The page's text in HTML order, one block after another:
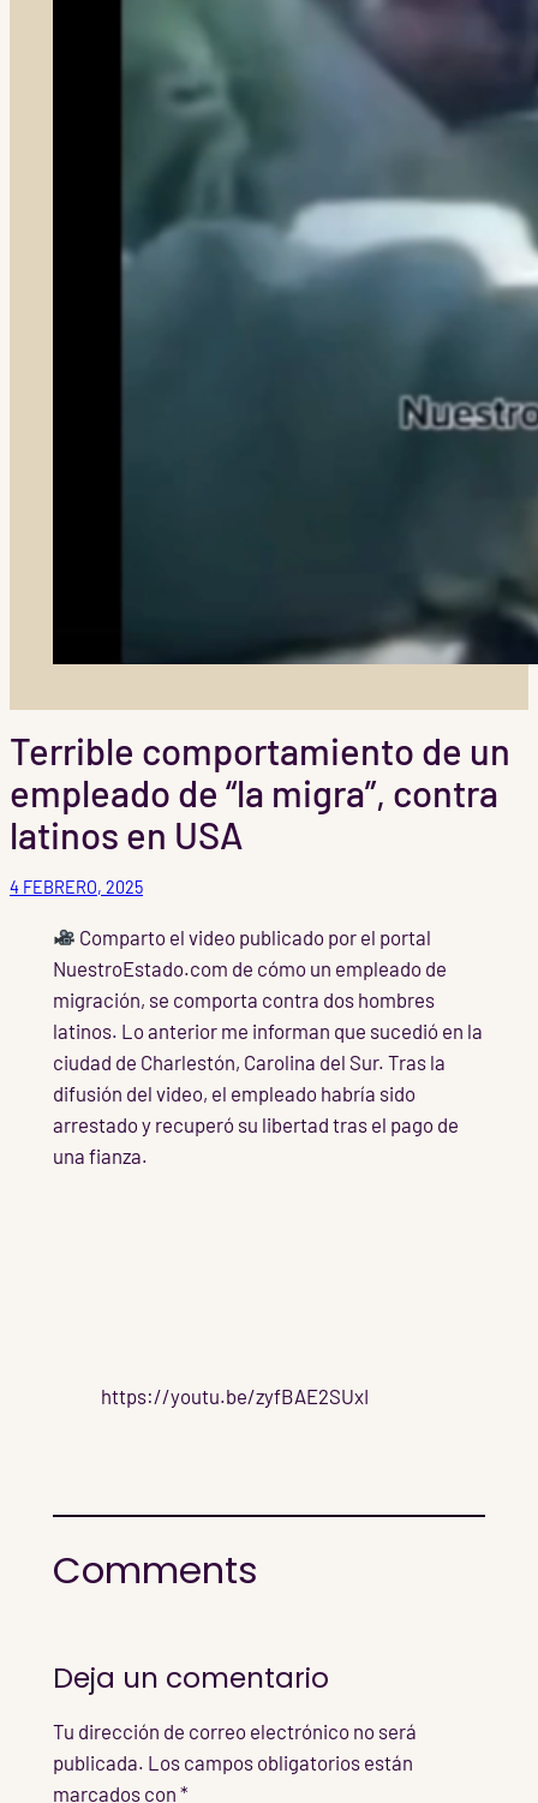
Terrible comportamiento de un
empleado de “la migra”, contra
latinos en USA
4 FEBRERO, 2025
Comparto el video publicado por el portal
NuestroEstado.com de cómo un empleado de
migración, se comporta contra dos hombres
latinos. Lo anterior me informan que sucedió en la
ciudad de Charlestón, Carolina del Sur. Tras la
difusión del video, el empleado habría sido
arrestado y recuperó su libertad tras el pago de
una fianza.
https://youtu.be/zyfBAE2SUxI
Comments
Deja un comentario
Tu dirección de correo electrónico no será
publicada. Los campos obligatorios están
marcados con *